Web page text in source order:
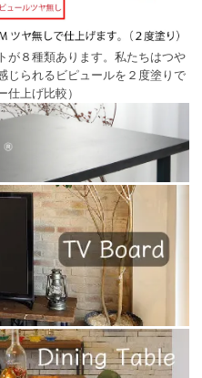
が８種類あります。私たちはつや
じられるビピュールを２度塗りで
上げ比較）